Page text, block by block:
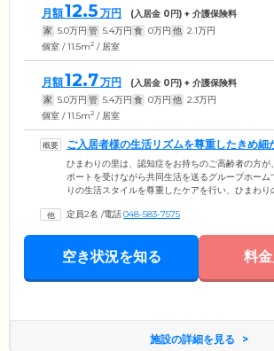
月額12.5 万円 (入居金 0円) + 介護保険料
家 5.0万円 管 5.4万円 食 0万円 他 2.1万円
個室 / 11.5m2 / 居室
月額12.7万円 (入居金 0円) + 介護保険料
家 5.0万円 管 5.4万円 食 0万円 他 2.3万円
個室 / 11.5m2 / 居室
ご入居者様の生活リズムを尊重したきめ細
す
ひまわりの里は、認知症をお持ちのご高齢者の方が
ポートを受けながら共同生活を送るグループホーム
りの生活スタイルを尊重したケアを行い、ひまわ
者様を5名から9名までのグループに分けて、少人数
身のリズムで生活していただけるよう配慮していま
なかで、我が家と同じように生活を楽しんでいただ
定員2名 /電話048-583-7575
空き状況を知る 料
施設の詳細を見る